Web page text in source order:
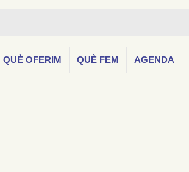
QUÈ OFERIM QUÈ FEM AGENDA